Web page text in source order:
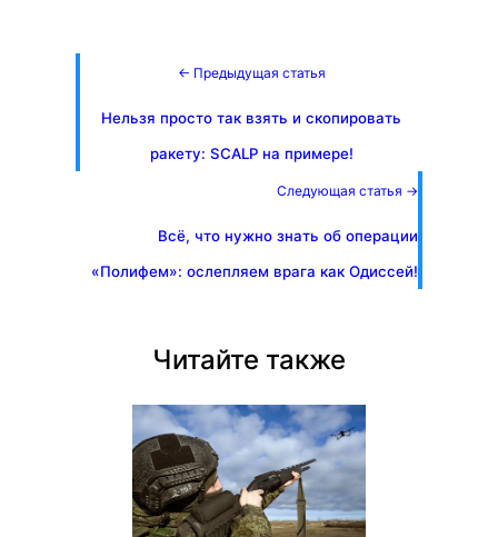
← Предыдущая статья
Нельзя просто так взять и скопировать
ракету: SCALP на примере!
Следующая статья →
Всё, что нужно знать об операции
«Полифем»: ослепляем врага как Одиссей!
Читайте также